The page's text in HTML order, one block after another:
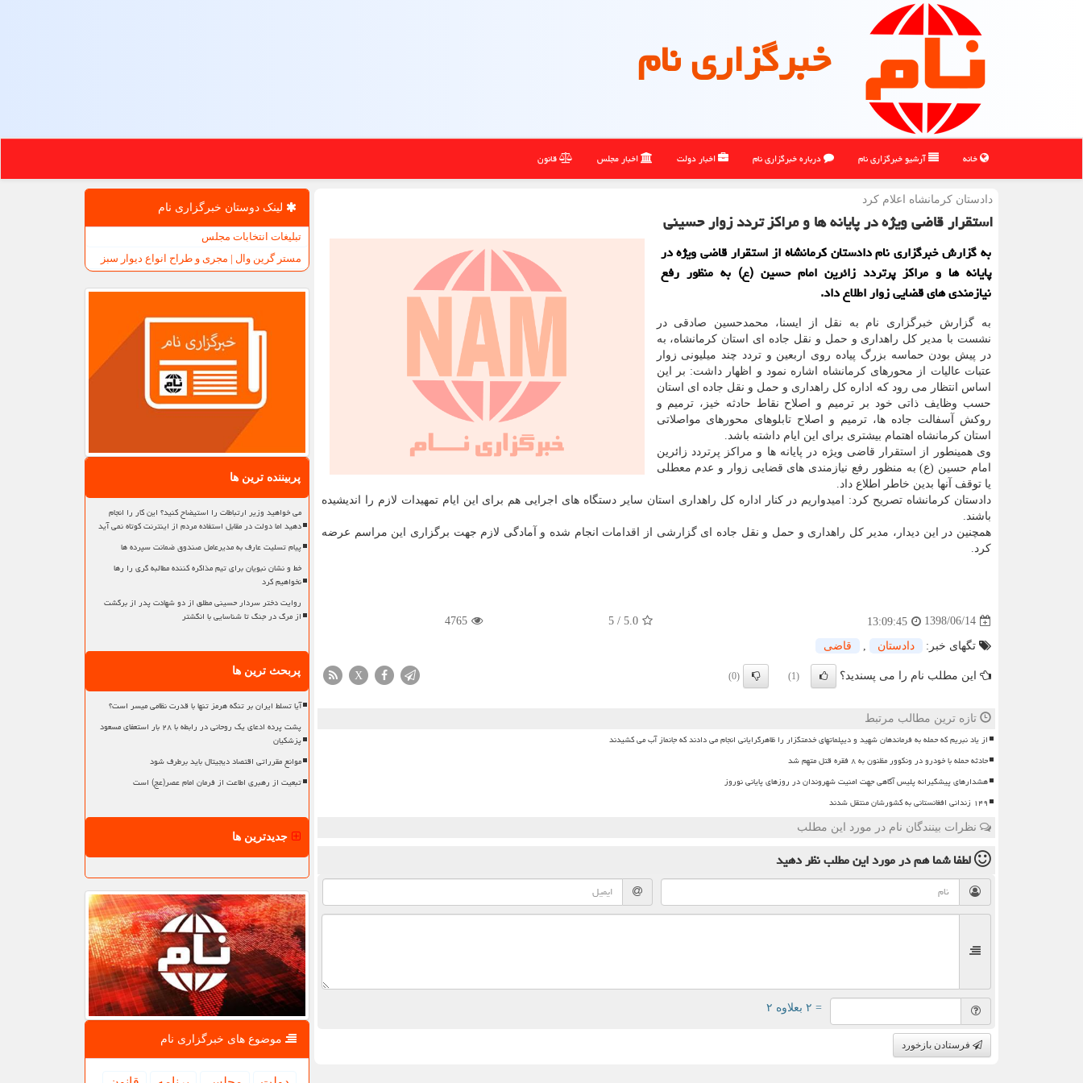
خبرگزاری نام
خانه آرشیو خبرگزاری نام درباره خبرگزاری نام اخبار دولت اخبار مجلس قانون
دادستان كرمانشاه اعلام كرد
استقرار قاضی ویژه در پایانه ها و مراكز تردد زوار حسینی
به گزارش خبرگزاری نام دادستان كرمانشاه از استقرار قاضی ویژه در
پایانه ها و مراكز پرتردد زائرین امام حسین (ع) به منظور رفع
نیازمندی های قضایی زوار اطلاع داد.
به گزارش خبرگزاری نام به نقل از ایسنا، محمدحسین صادقی در
نشست با مدیر كل راهداری و حمل و نقل جاده ای استان كرمانشاه، به
در پیش بودن حماسه بزرگ پیاده روی اربعین و تردد چند میلیونی زوار
عتبات عالیات از محورهای كرمانشاه اشاره نمود و اظهار داشت: بر این
اساس انتظار می رود كه اداره كل راهداری و حمل و نقل جاده ای استان
حسب وظایف ذاتی خود بر ترمیم و اصلاح نقاط حادثه خیز، ترمیم و
روكش آسفالت جاده ها، ترمیم و اصلاح تابلوهای محورهای مواصلاتی
استان كرمانشاه اهتمام بیشتری برای این ایام داشته باشد.
وی همینطور از استقرار قاضی ویژه در پایانه ها و مراكز پرتردد زائرین
امام حسین (ع) به منظور رفع نیازمندی های قضایی زوار و عدم معطلی
یا توقف آنها بدین خاطر اطلاع داد.
دادستان كرمانشاه تصریح كرد: امیدواریم در كنار اداره كل راهداری استان سایر دستگاه های اجرایی هم برای این ایام تمهیدات لازم را اندیشیده
باشند.
همچنین در این دیدار، مدیر كل راهداری و حمل و نقل جاده ای گزارشی از اقدامات انجام شده و آمادگی لازم جهت برگزاری این مراسم عرضه
كرد.
1398/06/14
13:09:45
5.0
/
5
4765
تگهای خبر: دادستان قاضی
این مطلب نام را می پسندید؟ (1)
(0)
X
تازه ترین مطالب مرتبط
از یاد نبریم که حمله به فرماندهان شهید و دیپلماتهای خدمتگزار را ظاهرگرایانی انجام می دادند که جانماز آب می کشیدند
حادثه حمله با خودرو در ونکوور مظنون به ۸ فقره قتل متهم شد
هشدارهای پیشگیرانه پلیس آگاهی جهت امنیت شهروندان در روزهای پایانی نوروز
۱۴۹ زندانی افغانستانی به کشورشان منتقل شدند
نظرات بینندگان نام در مورد این مطلب
لطفا شما همدر مورد این مطلبنظر دهید
= ۲ بعلاوه ۲
فرستادن بازخورد
لینک دوستان خبرگزاری نام
تبلیغات انتخابات مجلس
مستر گرین وال | مجری و طراح انواع دیوار سبز
پربیننده ترین ها
می خواهید وزیر ارتباطات را استیضاح کنید؟ این کار را انجام
دهید اما دولت در مقابل استفاده مردم از اینترنت کوتاه نمی آید
پیام تسلیت عارف به مدیرعامل صندوق ضمانت سپرده ها
خط و نشان نبویان برای تیم مذاکره کننده مطالبه گری را رها
نخواهیم کرد
روایت دختر سردار حسینی مطلق از دو شهادت پدر از برگشت
از مرگ در جنگ تا شناسایی با انگشتر
پربحث ترین ها
آیا تسلط ایران بر تنگه هرمز تنها با قدرت نظامی میسر است؟
پشت پرده ادعای یک روحانی در رابطه با ۲۸ بار استعفای مسعود
پزشکیان
موانع مقرراتی اقتصاد دیجیتال باید برطرف شود
تبعیت از رهبری اطاعت از فرمان امام عصر(عج) است
جدیدترین ها
موضوع های خبرگزاری نام